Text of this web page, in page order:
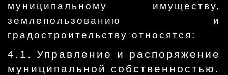
муниципальному имуществу,
землепользованию и
градостроительству относятся:
4.1. Управление и распоряжение
муниципальной собственностью.